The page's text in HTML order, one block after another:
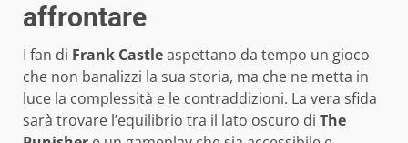
affrontare
I fan di Frank Castleaspettano da tempo un gioco
che non banalizzi la sua storia, ma che ne metta in
luce la complessità e le contraddizioni. La vera sfida
sarà trovare l’equilibrio tra il lato oscuro di The